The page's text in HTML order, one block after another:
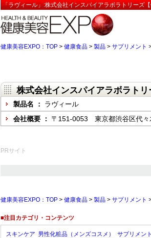
「ラヴィール」:株式会社インスパイアラボラトリーズ
健康美容EXPO：TOP > 健康食品 > 製品 > サプリメント
株式会社インスパイアラボラトリ
製品名 ： ラヴィール
会社概要 ： 〒151-0053 東京都渋谷区代々
PRサイト
健康美容EXPO：TOP > 健康食品 > 製品 > サプリメント
■注目カテゴリ・コンテンツ
スキンケア 男性化粧品（メンズコスメ） サプリメント